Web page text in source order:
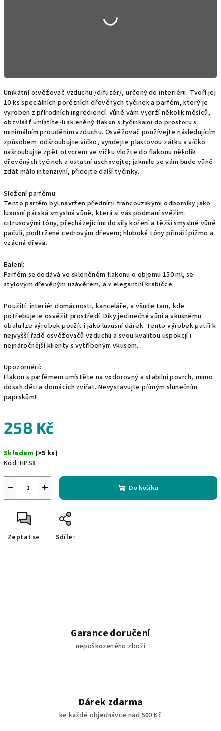
Unikátní osvěžovač vzduchu /difuzér/, určený do interiéru. Tvoří jej
10 ks speciálních porézních dřevěných tyčinek a parfém, který je
vyroben z přírodních ingrediencí. Vůně vám vydrží několik měsíců,
obzvlášť umístíte-li skleněný flakon s tyčinkami do prostoru s
minimálním prouděním vzduchu. Osvěžovač používejte následujícím
způsobem: odšroubujte víčko, vyndejte plastovou zátku a víčko
našroubujte zpět otvorem ve víčku vložte do flakonu několik
dřevěných tyčinek a ostatní uschovejte; jakmile se vám bude vůně
zdát málo intenzivní, přidejte další tyčinky.
Složení parfému:
Tento parfém byl navržen předními francouzskými odborníky jako
luxusní pánská smyslná vůně, která si vás podmaní svěžími
citrusovými tóny, přecházejícími do síly koření a těžší smyslné vůně
pačuli, podtržené cedrovým dřevem; hluboké tóny přináší pižmo a
vzácná dřeva.
Balení:
Parfém se dodává ve skleněném flakonu o objemu 150 ml, se
stylovým dřevěným uzávěrem, a v elegantní krabičce.
Použití: interiér domácnosti, kanceláře, a všude tam, kde
potřebujete osvěžit prostředí. Díky jedinečné vůni a vkusnému
obalu lze výrobek použít i jako luxusní dárek. Tento výrobek patří k
nejvyšší řadě osvěžovačů vzduchu a svou kvalitou uspokojí i
nejnáročnější klienty s vytříbeným vkusem.
Upozornění:
Flakon s parfémem umístěte na vodorovný a stabilní povrch, mimo
dosah dětí a domácích zvířat. Nevystavujte přímým slunečním
paprskům!
258 Kč
cena:
Skladem (>5 ks)
Kód: HPS8
+
− Do košíku
Zeptat se Sdílet
Garance doručení
nepoškozeného zboží
Dárek zdarma
ke každé objednávce nad 500 Kč